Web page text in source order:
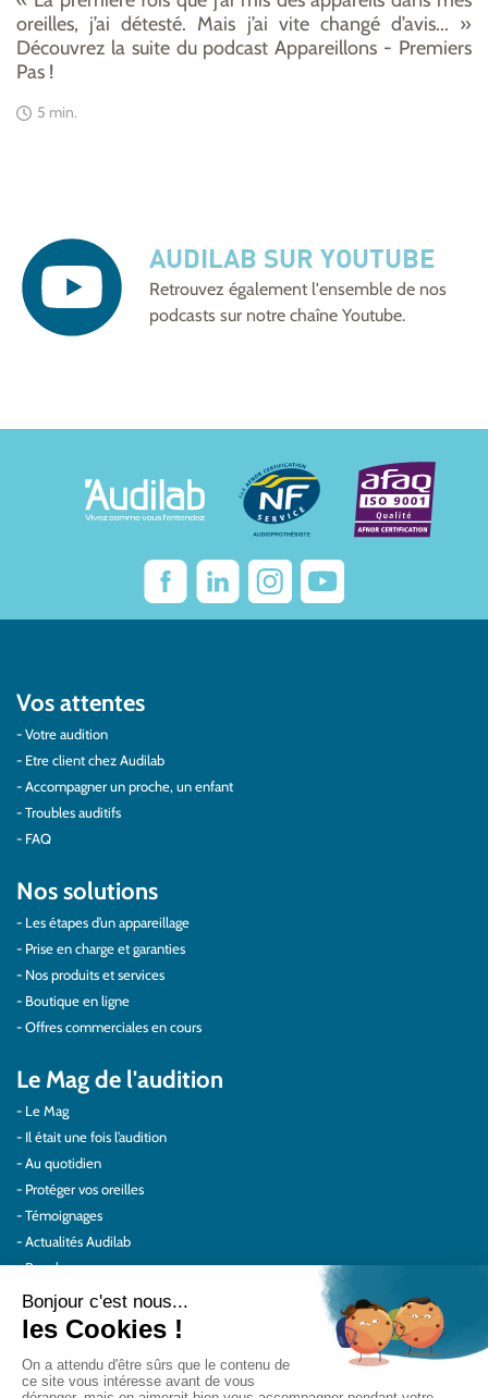
oreilles, j’ai détesté. Mais j’ai vite changé d’avis... »
Découvrez la suite du podcast Appareillons - Premiers
Pas !
5 min.
AUDILAB SUR YOUTUBE
Retrouvez également l'ensemble de nos
podcasts sur notre chaîne Youtube.
Vos attentes
Votre audition
Etre client chez Audilab
Accompagner un proche, un enfant
Troubles auditifs
FAQ
Nos solutions
Les étapes d’un appareillage
Prise en charge et garanties
Nos produits et services
Boutique en ligne
Offres commerciales en cours
Le Mag de l'audition
Le Mag
Il était une fois l’audition
Au quotidien
Protéger vos oreilles
Témoignages
Actualités Audilab
Pour les pros
Le réseau Audilab
Le choix de la qualité